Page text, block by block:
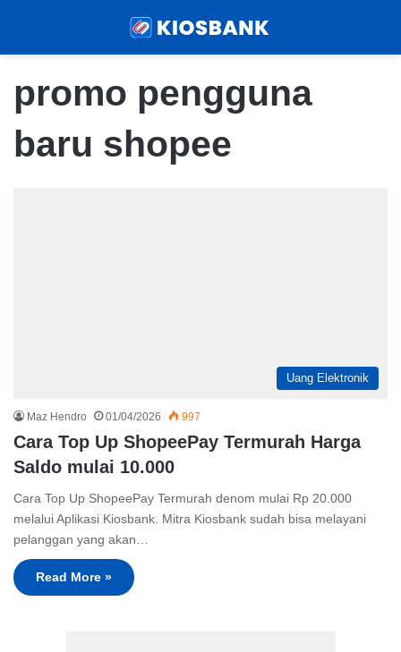
promo pengguna
baru shopee
Uang Elektronik
Maz Hendro 01/04/2026 997
Cara Top Up ShopeePay Termurah Harga
Saldo mulai 10.000
Cara Top Up ShopeePay Termurah denom mulai Rp 20.000
melalui Aplikasi Kiosbank. Mitra Kiosbank sudah bisa melayani
pelanggan yang akan…
Read More »